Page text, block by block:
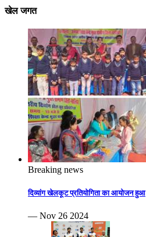
खेल जगत
Breaking news
दिव्यांग खेलकूट प्रतियोगिता का आयोजन हुआ
— Nov 26 2024